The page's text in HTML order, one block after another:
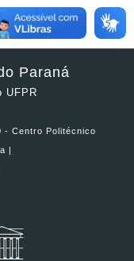
Paraná
UFPR
- Centro Politécnico
|